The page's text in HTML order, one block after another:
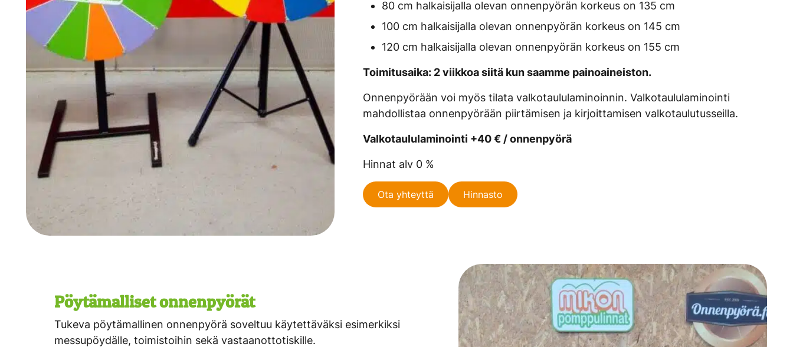
80 cm halkaisijalla olevan onnenpyörän korkeus on 135 cm
100 cm halkaisijalla olevan onnenpyörän korkeus on 145 cm
120 cm halkaisijalla olevan onnenpyörän korkeus on 155 cm
Toimitusaika: 2 viikkoa siitä kun saamme painoaineiston.
Onnenpyörään voi myös tilata valkotaululaminoinnin. Valkotaululaminointi
mahdollistaa onnenpyörään piirtämisen ja kirjoittamisen valkotaulutusseilla.
Valkotaululaminointi +40 € / onnenpyörä
Hinnat alv 0 %
Ota yhteyttä Hinnasto
Pöytämalliset onnenpyörät
Tukeva pöytämallinen onnenpyörä soveltuu käytettäväksi esimerkiksi
messupöydälle, toimistoihin sekä vastaanottotiskille.